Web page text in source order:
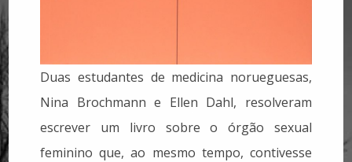
Duas estudantes de medicina norueguesas,
Nina Brochmann e Ellen Dahl, resolveram
escrever um livro sobre o órgão sexual
feminino que, ao mesmo tempo, contivesse